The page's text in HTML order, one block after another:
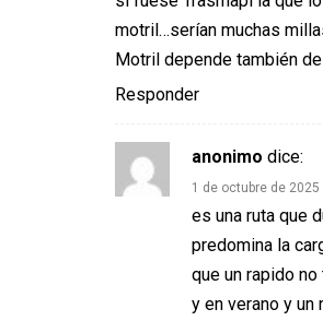
motril…serían muchas
Motril depende también
Responder
anonimo dice:
1 de octubre de
es una ruta que
predomina la
que un rapido
y en verano y un